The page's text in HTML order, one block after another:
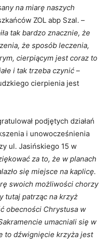
na miarę naszych
ZOL abp Szal. –
tak bardzo znacznie, że
że sposób leczenia,
cierpiącym jest coraz to
i tak trzeba czynić –
cierpienia jest
podjętych działań
i unowocześnienia
ul. Jasińskiego 15 w
za to, że w planach
się miejsce na kaplicę.
swoich możliwości chorzy
tutaj patrząc na krzyż
obecności Chrystusa w
umacniali się w
to dźwignięcie krzyża jest